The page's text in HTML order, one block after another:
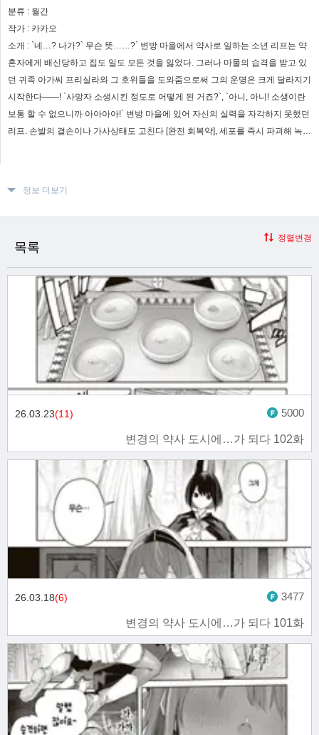
분류 : 월간
작가 : 카카오
소개 : `네…? 나가?` 무슨 뜻……?` 변방 마을에서 약사로 일하는 소년 리프는 약
혼자에게 배신당하고 집도 일도 모든 것을 잃었다. 그러나 마물의 습격을 받고 있
던 귀족 아가씨 프리실라와 그 호위들을 도와줌으로써 그의 운명은 크게 달라지기
시작한다――! `사망자 소생시킨 정도로 어떻게 된 거죠?`, `아니, 아니! 소생이란
보통 할 수 없으니까 아아아아!` 변방 마을에 있어 자신의 실력을 자각하지 못했던
리프. 손발의 결손이나 가사상태도 고친다 [완전 회복약], 세포를 즉시 파괴해 녹인
정보 더보기
목록
정렬변경
변경의 약사 도시에…가 되다 102화
26.03.23(11) 5000
변경의 약사 도시에…가 되다 101화
26.03.18(6) 3477